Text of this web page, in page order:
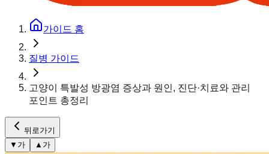
가이드 홈
질병 가이드
고양이 특발성 방광염 증상과 원인, 진단·치료와 관리
포인트 총정리
뒤로가기
▼ 가 ▲ 가